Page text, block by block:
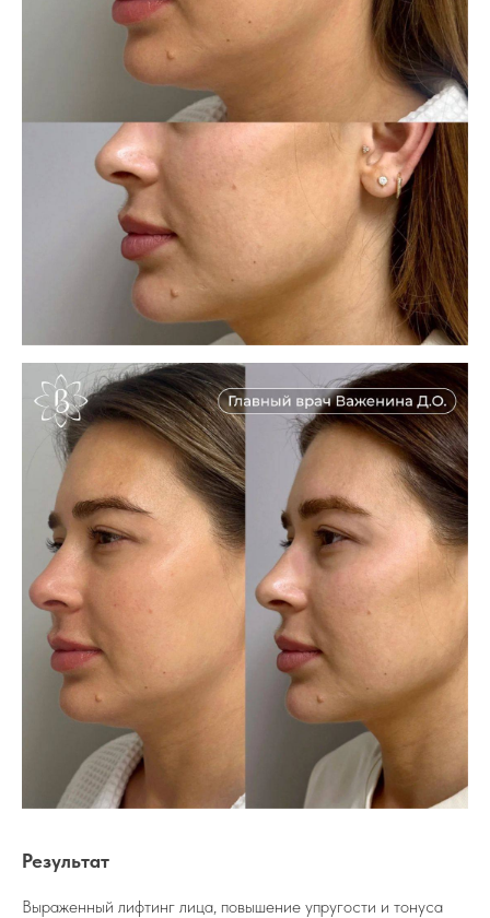
Результат
Выраженный лифтинг лица, повышение упругости и тонуса